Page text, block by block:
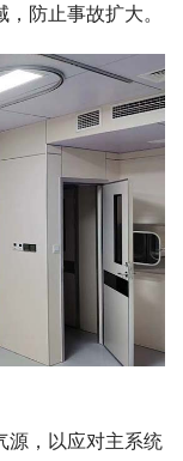
防止事故扩大。
源，以应对主系统